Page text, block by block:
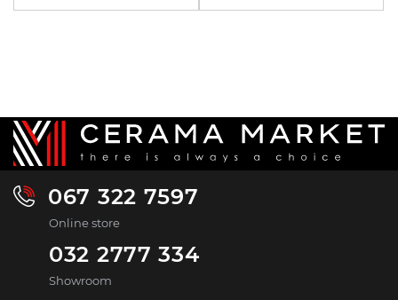
067 322 7597
Online store
032 2777 334
Showroom